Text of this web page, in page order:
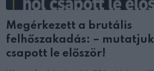
Megérkezett a brutális
felhőszakadás: –
csapott le először!